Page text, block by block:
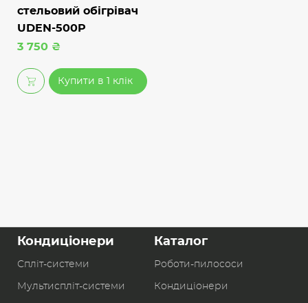
стельовий обігрівач
UDEN-500P
3 750 ₴
Купити в 1 клік
Кондиціонери
Спліт-системи
Мультиспліт-системи
Каталог
Роботи-пилоcоси
Кондиціонери